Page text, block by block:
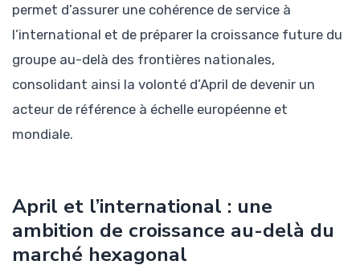
permet d’assurer une cohérence de service à
l’international et de préparer la croissance future du
groupe au-delà des frontières nationales,
consolidant ainsi la volonté d’April de devenir un
acteur de référence à échelle européenne et
mondiale.
April et l’international : une
ambition de croissance au-delà du
marché hexagonal